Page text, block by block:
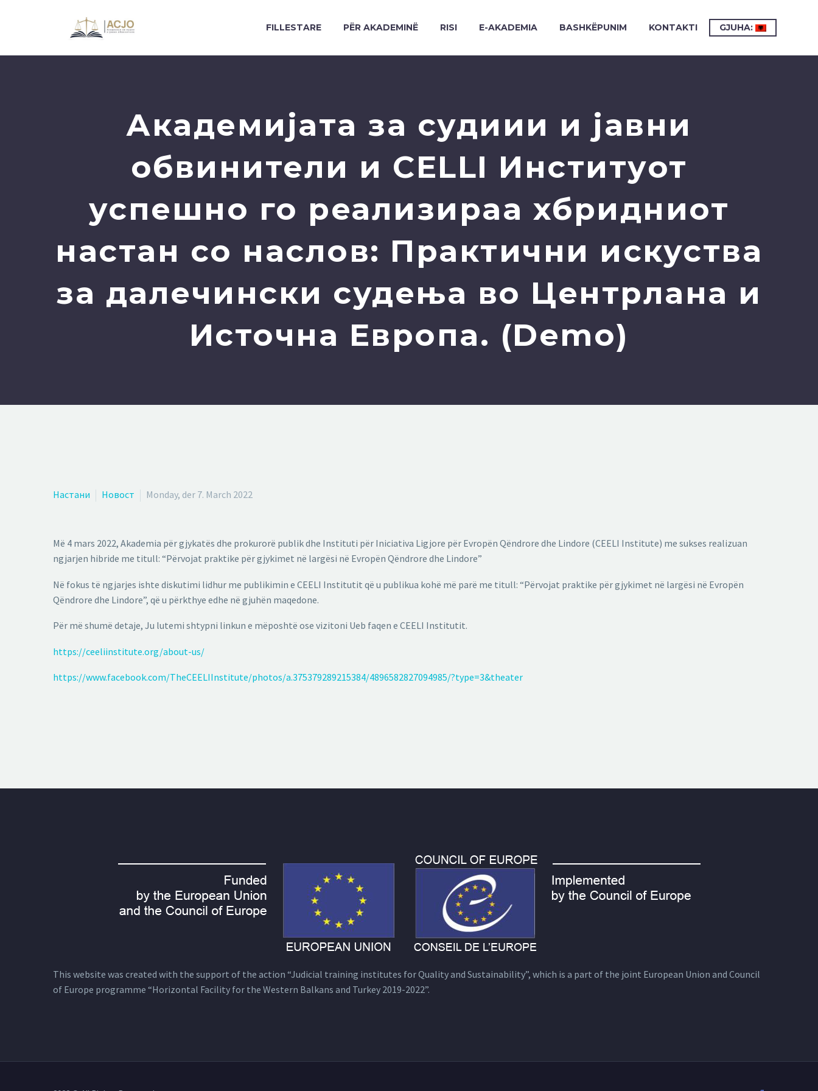
FILLESTARE PËR AKADEMINË RISI E-AKADEMIA BASHKËPUNIM KONTAKTI GJUHA:
Академијата за судиии и јавни
обвинители и CELLI Институот
успешно го реализираа хбридниот
настан со наслов: Практични искуства
за далечински судења во Центрлана и
Источна Европа. (Demo)
Настани Новост Monday, der 7. March 2022
Më 4 mars 2022, Akademia për gjykatës dhe prokurorë publik dhe Instituti për Iniciativa Ligjore për Evropën Qëndrore dhe Lindore (CEELI Institute) me sukses realizuan
ngjarjen hibride me titull: “Përvojat praktike për gjykimet në largësi në Evropën Qëndrore dhe Lindore”
Në fokus të ngjarjes ishte diskutimi lidhur me publikimin e CEELI Institutit që u publikua kohë më parë me titull: “Përvojat praktike për gjykimet në largësi në Evropën
Qëndrore dhe Lindore”, që u përkthye edhe në gjuhën maqedone.
Për më shumë detaje, Ju lutemi shtypni linkun e mëposhtë ose vizitoni Ueb faqen e CEELI Institutit.
https://ceeliinstitute.org/about-us/
https://www.facebook.com/TheCEELIInstitute/photos/a.375379289215384/4896582827094985/?type=3&theater
This website was created with the support of the action “Judicial training institutes for Quality and Sustainability”, which is a part of the joint European Union and Council
of Europe programme “Horizontal Facility for the Western Balkans and Turkey 2019-2022”.